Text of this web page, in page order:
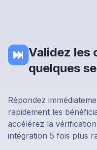
Validez les
quelques
Répondez
rapidement les
accélérez la
intégration 5 fois plus